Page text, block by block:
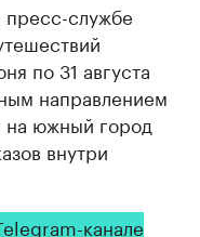
пресс-службе
по 31 августа
направлением
на южный город
внутри
канале